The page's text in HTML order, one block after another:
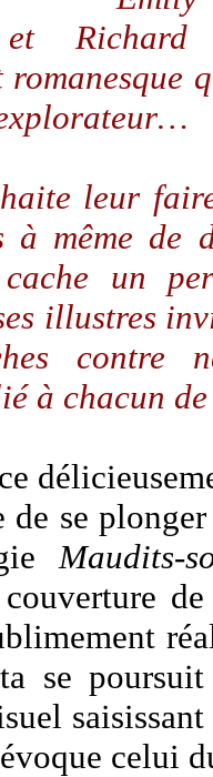
Richard
leur
à même
cache un
illustres
contre
à chacun
de se
Maudits-
couverture
se
celui